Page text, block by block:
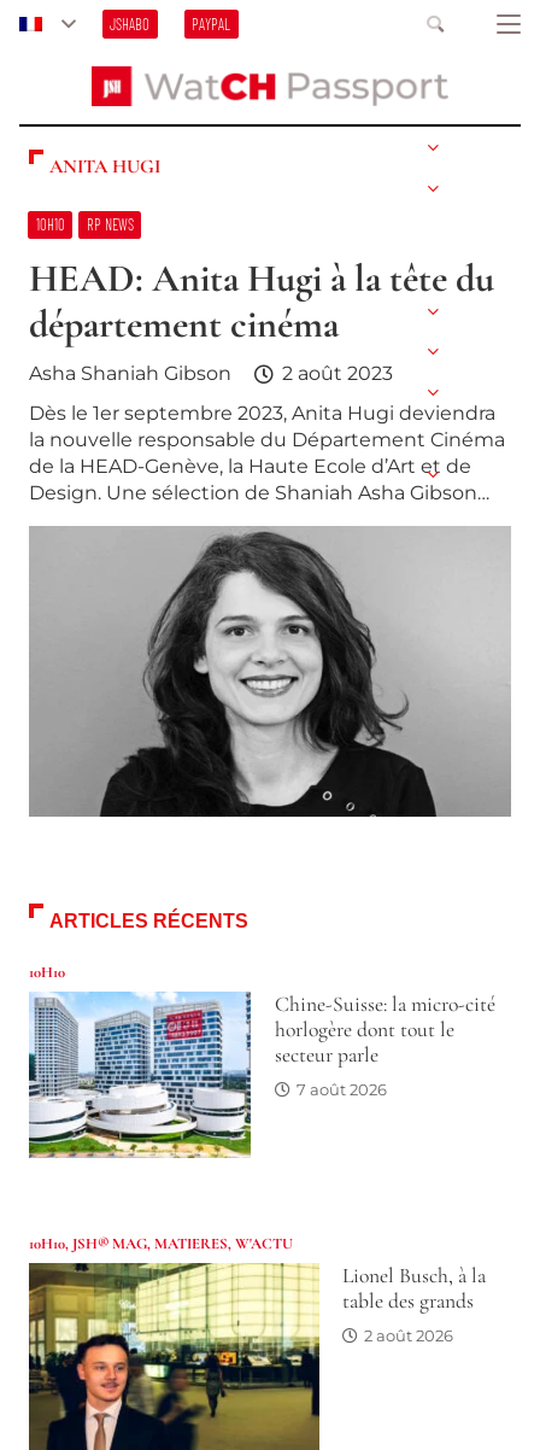
JSHABO PAYPAL
ANITA HUGI
10H10 RP NEWS
HEAD: Anita Hugi à la tête du
département cinéma
Asha Shaniah Gibson
2 août 2023
Dès le 1er septembre 2023, Anita Hugi deviendra
la nouvelle responsable du Département Cinéma
de la HEAD-Genève, la Haute Ecole d’Art et de
Design. Une sélection de Shaniah Asha Gibson…
ARTICLES RÉCENTS
10H10
Chine-Suisse: la micro-cité
horlogère dont tout le
secteur parle
7 août 2026
10H10, JSH® MAG,MATIERES,W'ACTU
Lionel Busch, à la
table des grands
2 août 2026